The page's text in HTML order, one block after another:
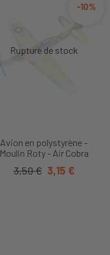
Avion en polystyrène -
Moulin Roty - Air Cobra
-10%
3,50 € 3,15 €